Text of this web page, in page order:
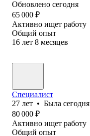
Обновлено сегодня
65 000 ₽
Активно ищет работу
Общий опыт
16 лет 8 месяцев
Специалист
27 лет • Была сегодня
80 000 ₽
Активно ищет работу
Общий опыт